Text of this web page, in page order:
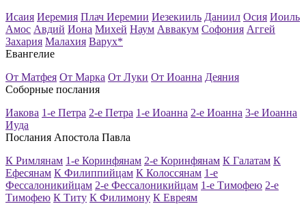
Исаия Иеремия Плач Иеремии Иезекииль Даниил Осия Иоиль
Амос Авдий Иона Михей Наум Аввакум Софония Аггей
Захария Малахия Варух*
Евангелие
От Матфея От Марка От Луки От Иоанна Деяния
Соборные послания
Иакова 1-е Петра 2-е Петра 1-е Иоанна 2-е Иоанна 3-е Иоанна
Иуда
Послания Апостола Павла
К Римлянам 1-е Коринфянам 2-е Коринфянам К Галатам К
Ефесянам К Филиппийцам К Колоссянам 1-е
Фессалоникийцам 2-е Фессалоникийцам 1-е Тимофею 2-е
Тимофею К Титу К Филимону К Евреям